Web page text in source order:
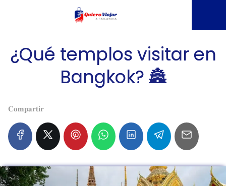
¿Qué templos visitar en
Bangkok? 🏯
𝐂𝐨𝐦𝐩𝐚𝐫𝐭𝐢𝐫